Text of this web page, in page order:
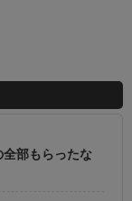
全部もらったな